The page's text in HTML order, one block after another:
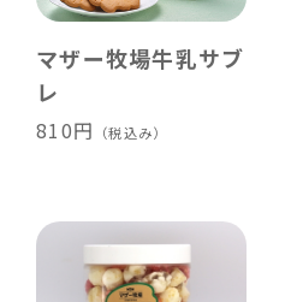
マザー牧場牛乳サブ
レ
810円 （税込み）